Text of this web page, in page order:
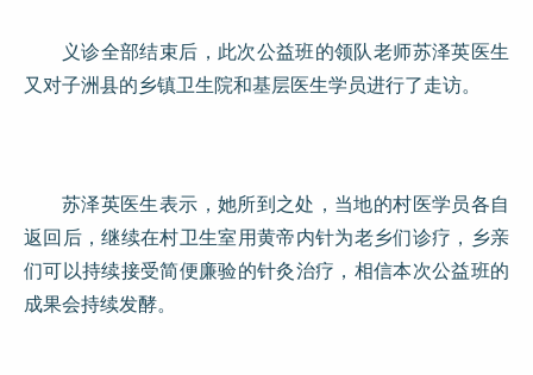
义诊全部结束后，此次公益班的领队老师苏泽英医生
又对子洲县的乡镇卫生院和基层医生学员进行了走访。
苏泽英医生表示，她所到之处，当地的村医学员各自
返回后，继续在村卫生室用黄帝内针为老乡们诊疗，乡亲
们可以持续接受简便廉验的针灸治疗，相信本次公益班的
成果会持续发酵。